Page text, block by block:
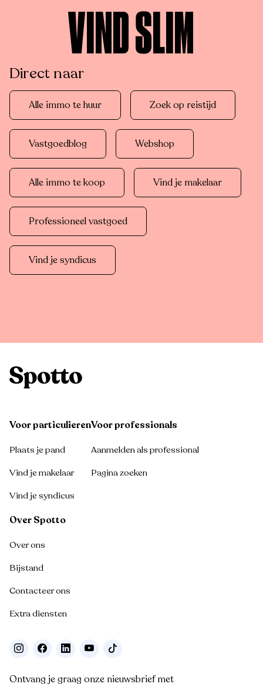
VIND SLIM
Direct naar
Alle immo te huur Zoek op reistijd
Vastgoedblog Webshop
Alle immo te koop Vind je makelaar
Professioneel vastgoed
Vind je syndicus
Voor particulieren
Plaats je pand
Vind je makelaar
Vind je syndicus
Voor professionals
Aanmelden als professional
Pagina zoeken
Over Spotto
Over ons
Bijstand
Contacteer ons
Extra diensten
Ontvang je graag onze nieuwsbrief met